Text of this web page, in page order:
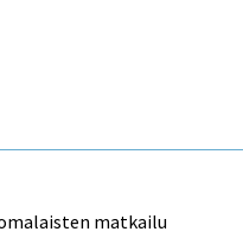
matkailu